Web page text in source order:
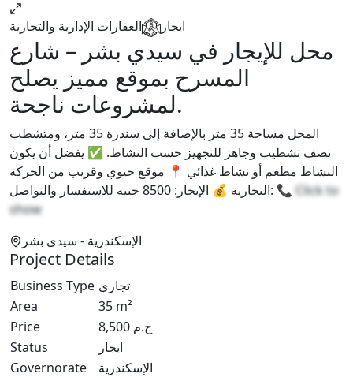
ايجار العقارات الإدارية والتجارية
محل للإيجار في سيدي بشر – شارع
المسرح بموقع مميز يصلح
لمشروعات ناجحة.
المحل مساحة 35 متر بالإضافة إلى سندرة 35 متر، ومتشطب
نصف تشطيب وجاهز للتجهيز حسب النشاط. ✅ يفضل أن يكون
النشاط مطعم أو نشاط غذائي 📍 موقع حيوي وقريب من الحركة
التجارية 💰 الإيجار: 8500 جنيه للاستفسار والتواصل: 📞 Click to
show
الإسكندرية - سيدى بشر
Project Details
Business Type تجاري
Area
35 m²
Price
8,500 ج.م
Status
ايجار
Governorate
الإسكندرية